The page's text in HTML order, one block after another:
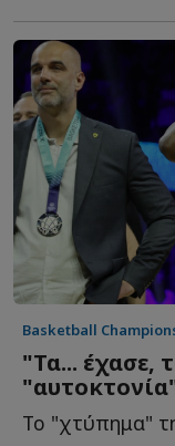
Basketball
"Τα... έχασε,